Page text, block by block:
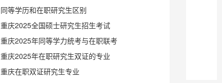
同等学历和在职研究生区别
重庆2025全国硕士研究生招生考试
重庆2025年同等学力统考与在职联考
重庆2025年在职研究生双证的专业
重庆在职双证研究生专业